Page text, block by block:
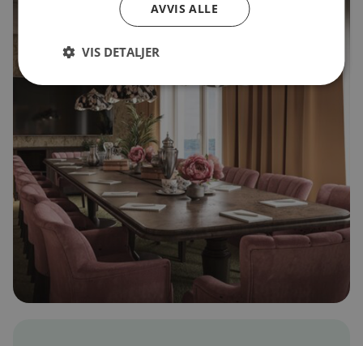
AVVIS ALLE
VIS DETALJER